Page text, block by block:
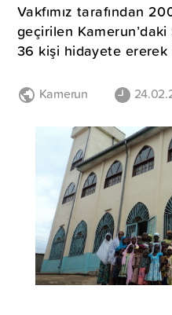
Vakfımız tarafından
geçirilen
36 kişi hidayete
Kamerun